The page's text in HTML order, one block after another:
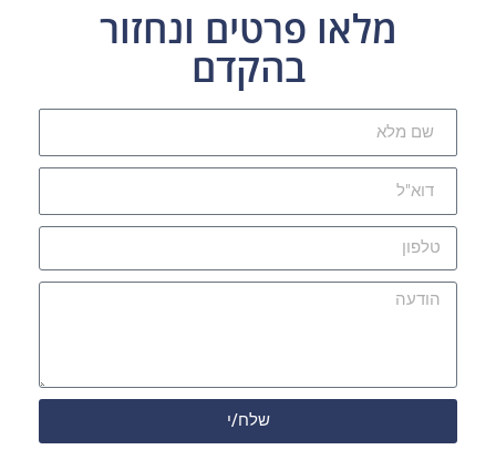
מלאו פרטים ונחזור
בהקדם
שלח/י